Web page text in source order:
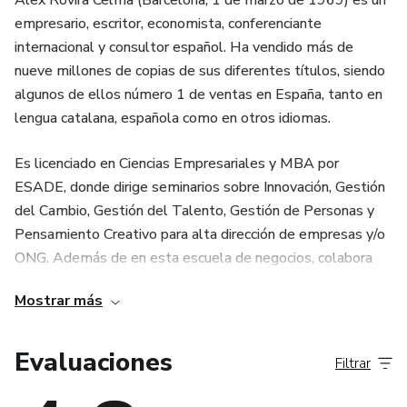
empresario, escritor, economista, conferenciante
internacional y consultor español. Ha vendido más de
nueve millones de copias de sus diferentes títulos, siendo
algunos de ellos número 1 de ventas en España, tanto en
lengua catalana, española como en otros idiomas.
Es licenciado en Ciencias Empresariales y MBA por
ESADE, donde dirige seminarios sobre Innovación, Gestión
del Cambio, Gestión del Talento, Gestión de Personas y
Pensamiento Creativo para alta dirección de empresas y/o
ONG. Además de en esta escuela de negocios, colabora
internacional, editada en 47 idiomas, con un éxito sin
precedentes en la literatura de no ficción española, que
vendió más de tres millones de copias en tan solo dos
Mostrar más
Evaluaciones Filtrar